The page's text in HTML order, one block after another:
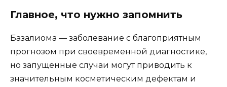
Главное, что нужно запомнить
Базалиома — заболевание с благоприятным
прогнозом при своевременной диагностике,
но запущенные случаи могут приводить к
значительным косметическим дефектам и